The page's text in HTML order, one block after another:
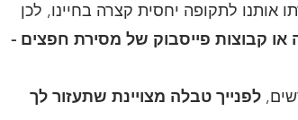
אותנו לתקופה יחסית קצרה בחיינו, לכן
קבוצות פייסבוק של מסירת חפצים -
לפנייך טבלה מצויינת שתעזור לך